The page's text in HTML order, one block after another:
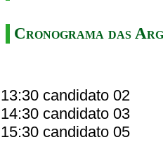
Cronograma das
13:30 candidato 02
14:30 candidato 03
15:30 candidato 05